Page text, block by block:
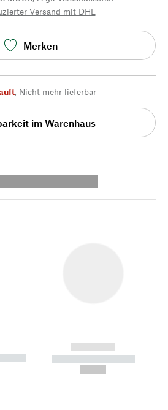
Versand mit DHL
Merken
, Nicht mehr lieferbar
im Warenhaus
------------
----------- -----------